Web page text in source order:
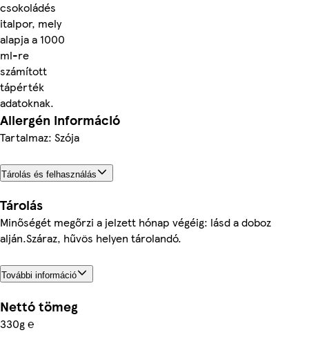
csokoládés
italpor, mely
alapja a 1000
ml-re
számított
tápérték
adatoknak.
Allergén információ
Tartalmaz: Szója
Tárolás és felhasználás
Tárolás
Minőségét megőrzi a jelzett hónap végéig: lásd a doboz
alján.Száraz, hűvös helyen tárolandó.
További információ
Nettó tömeg
330g ℮